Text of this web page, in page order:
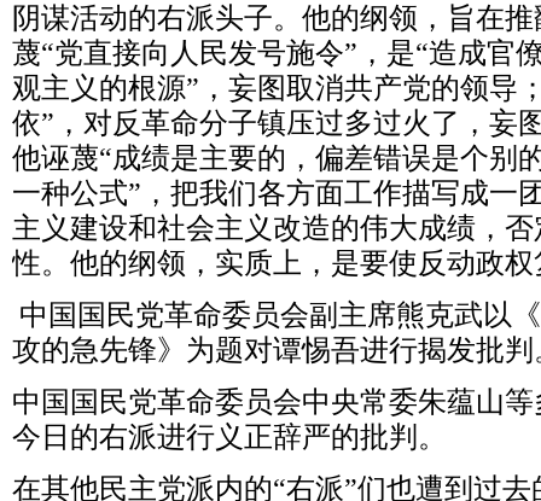
阴谋活动的右派头子。他的纲领，旨在
蔑“党直接向人民发号施令”，是“造成官
观主义的根源”，妄图取消共产党的领导
依”，对反革命分子镇压过多过火了，妄
他诬蔑“成绩是主要的，偏差错误是个别
一种公式”，把我们各方面工作描写成一
主义建设和社会主义改造的伟大成绩，
性。他的纲领，实质上，是要使反动
中国国民党革命委员会副主席熊克武以
攻的急先锋》为题对谭惕吾进行揭发批判
中国国民党革命委员会中央常委朱蕴山
今日的右派进行义正辞严的批判。
在其他民主党派内的“右派”们也遭到过